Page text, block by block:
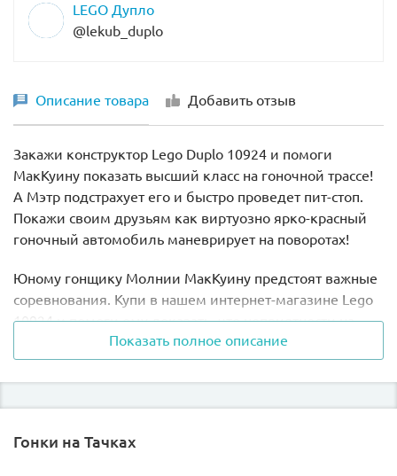
LEGO Дупло
@lekub_duplo
Описание товара Добавить отзыв
Закажи конструктор Lego Duplo 10924 и помоги
МакКуину показать высший класс на гоночной трассе!
А Мэтр подстрахует его и быстро проведет пит-стоп.
Покажи своим друзьям как виртуозно ярко-красный
гоночный автомобиль маневрирует на поворотах!
Юному гонщику Молнии МакКуину предстоят важные
соревнования. Купи в нашем интернет-магазине Lego
10924 и помоги ему доказать, что неприятности на
прошлой гонке были простым стечением
обстоятельств. Помнишь, как он не захотел вовремя
заехать на пит-стоп, а шины на последнем круге
лопнули, не дав выиграть соревнования? Теперь
мастерство и здравый смысл!
Показать полное описание
Гонки на Тачках